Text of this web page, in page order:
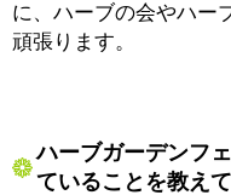
に、ハーブの会やハー
頑張ります。
ハーブガーデンフ
ていることを教えて